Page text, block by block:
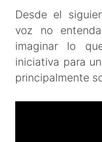
Desde el
voz no
imaginar lo
iniciativa para
principalmente